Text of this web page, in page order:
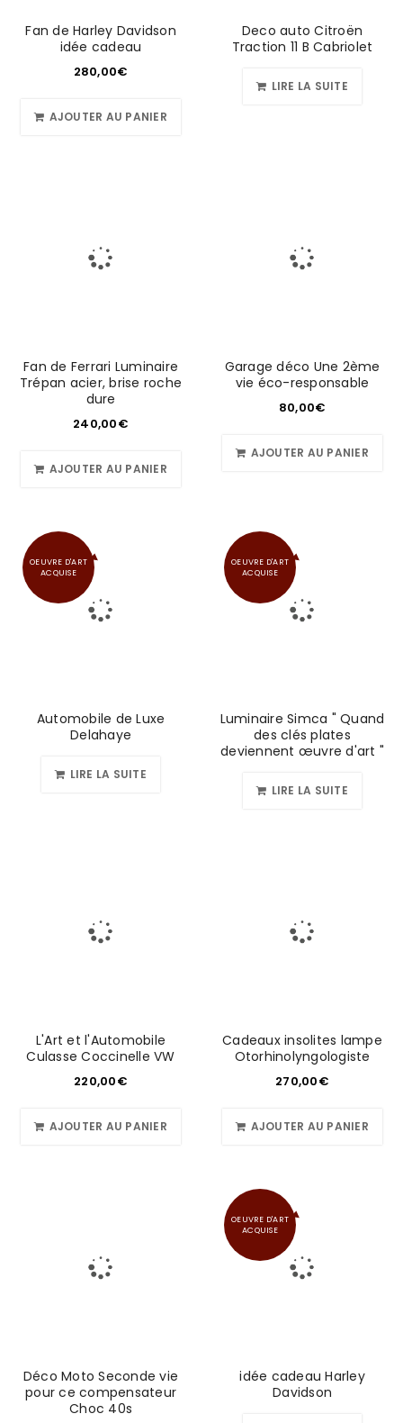
Fan de Harley Davidson
idée cadeau
280,00€
AJOUTER AU PANIER
Deco auto Citroën
Traction 11 B Cabriolet
LIRE LA SUITE
Fan de Ferrari Luminaire
Trépan acier, brise roche
dure
240,00€
AJOUTER AU PANIER
Garage déco Une 2ème
vie éco-responsable
80,00€
AJOUTER AU PANIER
OEUVRE D'ART
ACQUISE
Automobile de Luxe
Delahaye
LIRE LA SUITE
OEUVRE D'ART
ACQUISE
Luminaire Simca " Quand
des clés plates
deviennent œuvre d'art "
LIRE LA SUITE
L'Art et l'Automobile
Culasse Coccinelle VW
220,00€
AJOUTER AU PANIER
Cadeaux insolites lampe
Otorhinolyngologiste
270,00€
AJOUTER AU PANIER
Déco Moto Seconde vie
pour ce compensateur
Choc 40s
OEUVRE D'ART
ACQUISE
idée cadeau Harley
Davidson